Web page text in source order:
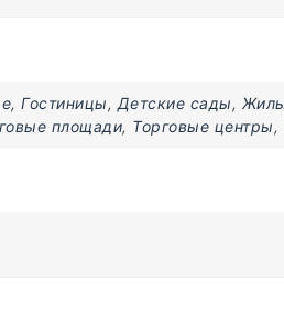
, Гостиницы, Детские сады,
площади, Торговые центры,